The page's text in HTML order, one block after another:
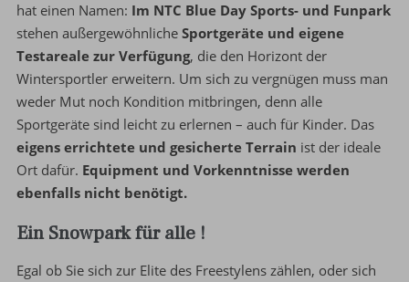
hat einen Namen: Im NTC Blue Day Sports- und Funpark
stehen außergewöhnlicheSportgeräte und eigene
Testareale zur Verfügung, die den Horizont der
Wintersportler erweitern. Um sich zu vergnügen muss man
weder Mut noch Kondition mitbringen, denn alle
Sportgeräte sind leicht zu erlernen – auch für Kinder. Das
eigens errichtete und gesicherte Terrain ist der ideale
Ort dafür. Equipment und Vorkenntnisse werden
ebenfalls nicht benötigt.
Ein Snowpark für alle !
Egal ob Sie sich zur Elite des Freestylens zählen, oder sich